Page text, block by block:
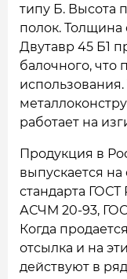
типу Б. Высота
полок. Толщина
Двутавр 45 Б1
балочного, что
работает на
Продукция в
выпускается
стандарта ГОСТ
АСЧМ 20-93,
Когда
отсылка и на
действуют в